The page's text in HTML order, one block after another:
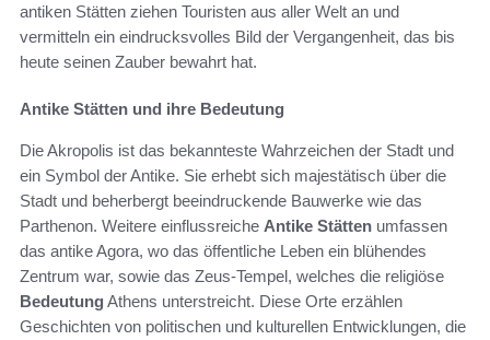
antiken Stätten ziehen Touristen aus aller Welt an und
vermitteln ein eindrucksvolles Bild der Vergangenheit, das bis
heute seinen Zauber bewahrt hat.
Antike Stätten und ihre Bedeutung
Die Akropolis ist das bekannteste Wahrzeichen der Stadt und
ein Symbol der Antike. Sie erhebt sich majestätisch über die
Stadt und beherbergt beeindruckende Bauwerke wie das
Parthenon. Weitere einflussreiche Antike Stätten umfassen
das antike Agora, wo das öffentliche Leben ein blühendes
Zentrum war, sowie das Zeus-Tempel, welches die religiöse
BedeutungAthens unterstreicht. Diese Orte erzählen
Geschichten von politischen und kulturellen Entwicklungen, die